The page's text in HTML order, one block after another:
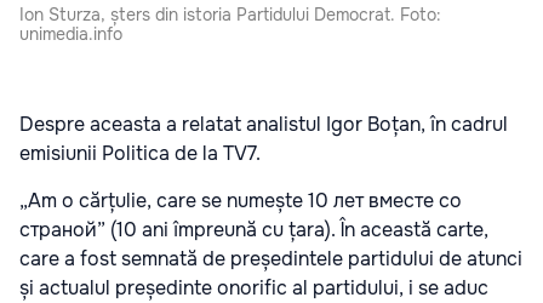
Ion Sturza, șters din istoria Partidului Democrat. Foto:
unimedia.info
Despre aceasta a relatat analistul Igor Boțan, în cadrul
emisiunii Politica de la TV7.
„Am o cărțulie, care se numește 10 лет вместе со
страной” (10 ani împreună cu țara). În această carte,
care a fost semnată de președintele partidului de atunci
și actualul președinte onorific al partidului, i se aduc